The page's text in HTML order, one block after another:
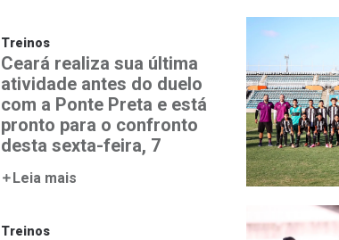
Treinos
Ceará realiza sua última
atividade antes do duelo
com a Ponte Preta e está
pronto para o confronto
desta sexta-feira, 7
Leia mais
Treinos